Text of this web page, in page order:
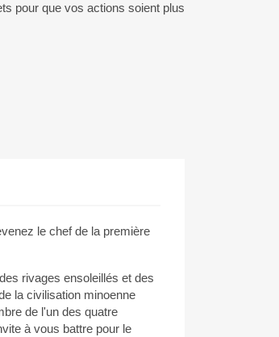
pour que vos actions soient plus
le chef de la première
rivages ensoleillés et des
la civilisation minoenne
de l'un des quatre
à vous battre pour le